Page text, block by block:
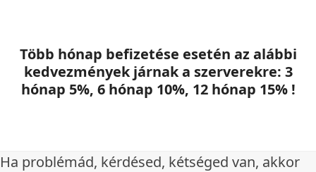
Több hónap befizetése esetén az alábbi
kedvezmények járnak a szerverekre: 3
hónap 5%, 6 hónap 10%, 12 hónap 15% !
Ha problémád, kérdésed, kétséged van, akkor